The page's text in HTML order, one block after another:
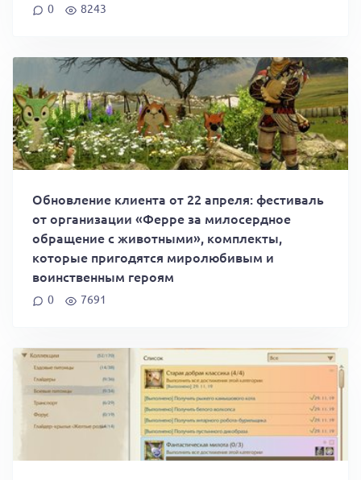
0 8243
Обновление клиента от 22 апреля: фестиваль
от организации «Ферре за милосердное
обращение с животными», комплекты,
которые пригодятся миролюбивым и
воинственным героям
0 7691